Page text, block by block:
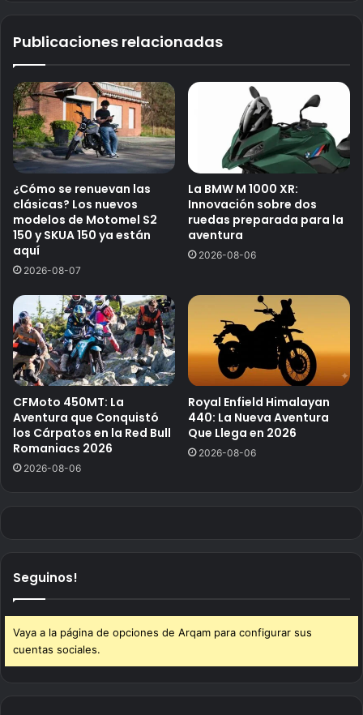
Publicaciones relacionadas
¿Cómo se renuevan las
clásicas? Los nuevos
modelos de Motomel S2
150 y SKUA 150 ya están
aquí
2026-08-07
La BMW M 1000 XR:
Innovación sobre dos
ruedas preparada para la
aventura
2026-08-06
CFMoto 450MT: La
Aventura que Conquistó
los Cárpatos en la Red Bull
Romaniacs 2026
2026-08-06
Royal Enfield Himalayan
440: La Nueva Aventura
Que Llega en 2026
2026-08-06
Seguinos!
Vaya a la página de opciones de Arqam para configurar sus
cuentas sociales.